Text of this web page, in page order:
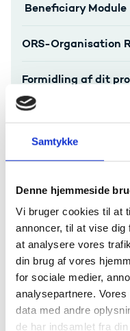
Samtykke
Denne hjemmeside
Vi bruger cookies til at
annoncer, til at vise
at analysere vores
din brug af vores
for sociale medier,
analysepartnere.
data med andre
de har indsamlet fra
Beneficiary Module
ORS-Organisation
Formidling af dit
Periodic report
Final report
Behandling af data
Klagevejledning
Hjælp til
Har du spørgsmål til